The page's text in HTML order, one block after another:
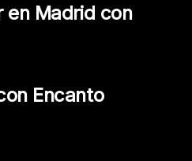
en Madrid con
Encanto